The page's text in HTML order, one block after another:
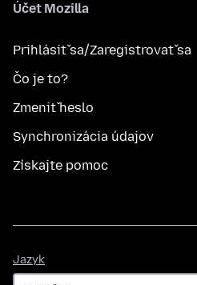
Účet Mozilla
Prihlásiť sa/Zaregistrovať sa
Čo je to?
Zmeniť heslo
Synchronizácia údajov
Získajte pomoc
Jazyk